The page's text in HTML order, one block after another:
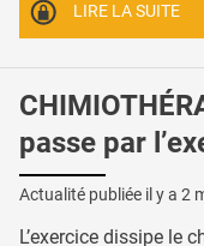
LIRE LA SUITE
passe par
Actualité publiée il y a 2
L’exercice dissipe le